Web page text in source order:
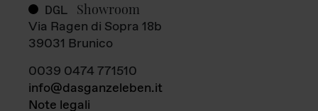
DGL Showroom
Via Ragen di Sopra 18b
39031 Brunico
0039 0474 771510
info@dasganzeleben.it
Note legali